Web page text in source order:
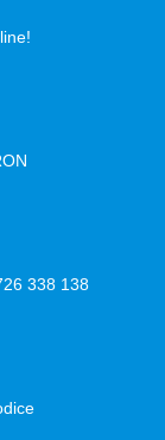
338 138